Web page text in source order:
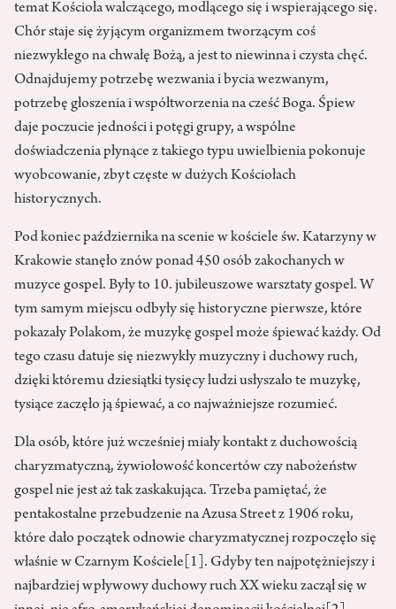
temat Kościoła walczącego, modlącego się i wspierającego się.
Chór staje się żyjącym organizmem tworzącym coś
niezwykłego na chwałę Bożą, a jest to niewinna i czysta chęć.
Odnajdujemy potrzebę wezwania i bycia wezwanym,
potrzebę głoszenia i współtworzenia na cześć Boga. Śpiew
daje poczucie jedności i potęgi grupy, a wspólne
doświadczenia płynące z takiego typu uwielbienia pokonuje
wyobcowanie, zbyt częste w dużych Kościołach
historycznych.
Pod koniec października na scenie w kościele św. Katarzyny w
Krakowie stanęło znów ponad 450 osób zakochanych w
muzyce gospel. Były to 10. jubileuszowe warsztaty gospel. W
tym samym miejscu odbyły się historyczne pierwsze, które
pokazały Polakom, że muzykę gospel może śpiewać każdy. Od
tego czasu datuje się niezwykły muzyczny i duchowy ruch,
dzięki któremu dziesiątki tysięcy ludzi usłyszało te muzykę,
tysiące zaczęło ją śpiewać, a co najważniejsze rozumieć.
Dla osób, które już wcześniej miały kontakt z duchowością
charyzmatyczną, żywiołowość koncertów czy nabożeństw
gospel nie jest aż tak zaskakująca. Trzeba pamiętać, że
pentakostalne przebudzenie na Azusa Street z 1906 roku,
które dało początek odnowie charyzmatycznej rozpoczęło się
właśnie w Czarnym Kościele [1] . Gdyby ten najpotężniejszy i
najbardziej wpływowy duchowy ruch XX wieku zaczął się w